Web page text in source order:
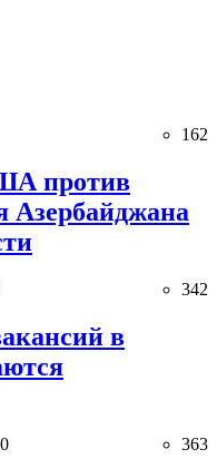
162
против
Азербайджана
342
в
363